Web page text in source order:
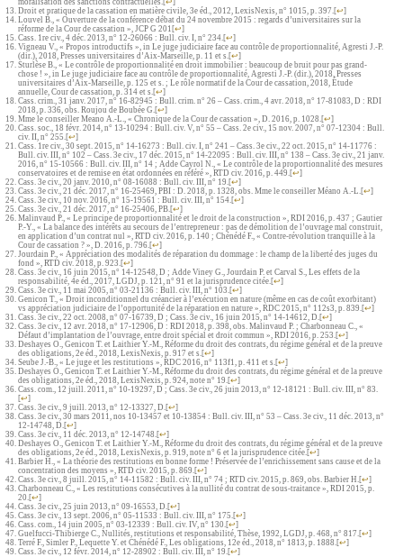
moralisation des sanctions contractuelles.[↩]
Droit et pratique de la cassation en matière civile, 3e éd., 2012, LexisNexis, n° 1015, p. 397.[↩]
Louvel B., « Ouverture de la conférence débat du 24 novembre 2015 : regards d’universitaires sur la
réforme de la Cour de cassation », JCP G 201 [↩]
Cass. 1re civ., 4 déc. 2013, n° 12-26066 : Bull. civ. I, n° 234.[↩]
Vigneau V., « Propos introductifs », in Le juge judiciaire face au contrôle de proportionnalité, Agresti J.-P.
(dir.), 2018, Presses universitaires d’Aix-Marseille, p. 11 et s.[↩]
Sturlèse B., « Le contrôle de proportionnalité en droit immobilier : beaucoup de bruit pour pas grand-
chose ! », in Le juge judiciaire face au contrôle de proportionnalité, Agresti J.-P. (dir.), 2018, Presses
universitaires d’Aix-Marseille, p. 125 et s. ; Le rôle normatif de la Cour de cassation, 2018, Étude
annuelle, Cour de cassation, p. 314 et s.[↩]
Cass. crim., 31 janv. 2017, n° 16-82945 : Bull. crim. n° 26 – Cass. crim., 4 avr. 2018, n° 17-81083, D : RDI
2018, p. 336, obs. Roujou de Boubée G.[↩]
Mme le conseiller Meano A.-L., « Chronique de la Cour de cassation », D. 2016, p. 1028.[↩]
Cass. soc., 18 févr. 2014, n° 13-10294 : Bull. civ. V, n° 55 – Cass. 2e civ., 15 nov. 2007, n° 07-12304 : Bull.
civ. II, n° 255.[↩]
Cass. 1re civ., 30 sept. 2015, n° 14-16273 : Bull. civ. I, n° 241 – Cass. 3e civ., 22 oct. 2015, n° 14-11776 :
Bull. civ. III, n° 102 – Cass. 3e civ., 17 déc. 2015, n° 14-22095 : Bull. civ. III, n° 138 – Cass. 3e civ., 21 janv.
2016, n° 15-10566 : Bull. civ. III, n° 14 ; Adde Cayrol N., « Le contrôle de la proportionnalité des mesures
conservatoires et de remise en état ordonnées en référé », RTD civ. 2016, p. 449.[↩]
Cass. 3e civ., 20 janv. 2010, n° 08-16088 : Bull. civ. III, n° 19.[↩]
Cass. 3e civ., 21 déc. 2017, n° 16-25469, PBI : D. 2018, p. 1328, obs. Mme le conseiller Méano A.-L.[↩]
Cass. 3e civ., 10 nov. 2016, n° 15-19561 : Bull. civ. III, n° 154.[↩]
Cass. 3e civ., 21 déc. 2017, n° 16-25406, PB.[↩]
Malinvaud P., « Le principe de proportionnalité et le droit de la construction », RDI 2016, p. 437 ; Gautier
P.-Y., « La balance des intérêts au secours de l’entrepreneur : pas de démolition de l’ouvrage mal construit,
en application d’un contrat nul », RTD civ. 2016, p. 140 ; Chénédé F., « Contre-révolution tranquille à la
Cour de cassation ? », D. 2016, p. 796.[↩]
Jourdain P., « Appréciation des modalités de réparation du dommage : le champ de la liberté des juges du
fond », RTD civ. 2018, p. 923.[↩]
Cass. 3e civ., 16 juin 2015, n° 14-12548, D ; Adde Viney G., Jourdain P. et Carval S., Les effets de la
responsabilité, 4e éd., 2017, LGDJ, p. 121, n° 91 et la jurisprudence citée.[↩]
Cass. 3e civ., 11 mai 2005, n° 03-21136 : Bull. civ. III, n° 103.[↩]
Genicon T., « Droit inconditionnel du créancier à l’exécution en nature (même en cas de coût exorbitant)
vs appréciation judiciaire de l’opportunité de la réparation en nature », RDC 2015, n° 112s3, p. 839.[↩]
Cass. 3e civ., 22 oct. 2008, n° 07-16739, D ; Cass. 3e civ., 16 juin 2015, n° 14-14612, D.[↩]
Cass. 3e civ., 12 avr. 2018, n° 17-12906, D : RDI 2018, p. 398, obs. Malinvaud P. ; Charbonneau C., «
Défaut d’implantation de l’ouvrage, entre droit spécial et droit commun », RDI 2016, p. 253.[↩]
Deshayes O., Genicon T. et Laithier Y.-M., Réforme du droit des contrats, du régime général et de la preuve
des obligations, 2e éd., 2018, LexisNexis, p. 917 et s.[↩]
Seube J.-B., « Le juge et les restitutions », RDC 2016, n° 113f1, p. 411 et s.[↩]
Deshayes O., Genicon T. et Laithier Y.-M., Réforme du droit des contrats, du régime général et de la preuve
des obligations, 2e éd., 2018, LexisNexis, p. 924, note n° 19.[↩]
Cass. com., 12 juill. 2011, n° 10-19297, D ; Cass. 3e civ., 26 juin 2013, n° 12-18121 : Bull. civ. III, n° 83.
[↩]
Cass. 3e civ., 9 juill. 2013, n° 12-13327, D.[↩]
Cass. 3e civ., 30 mars 2011, nos 10-13457 et 10-13854 : Bull. civ. III, n° 53 – Cass. 3e civ., 11 déc. 2013, n°
12-14748, D.[↩]
Cass. 3e civ., 11 déc. 2013, n° 12-14748.[↩]
Deshayes O., Genicon T. et Laithier Y.-M., Réforme du droit des contrats, du régime général et de la preuve
des obligations, 2e éd., 2018, LexisNexis, p. 919, note n° 6 et la jurisprudence citée.[↩]
Barbier H., « La théorie des restitutions en bonne forme ! Préservée de l’enrichissement sans cause et de la
concentration des moyens », RTD civ. 2015, p. 869.[↩]
Cass. 3e civ., 8 juill. 2015, n° 14-11582 : Bull. civ. III, n° 74 ; RTD civ. 2015, p. 869, obs. Barbier H.[↩]
Charbonneau C., « Les restitutions consécutives à la nullité du contrat de sous-traitance », RDI 2015, p.
20.[↩]
Cass. 3e civ., 25 juin 2013, n° 09-16553, D.[↩]
Cass. 3e civ., 13 sept. 2006, n° 05-11533 : Bull. civ. III, n° 175.[↩]
Cass. com., 14 juin 2005, n° 03-12339 : Bull. civ. IV, n° 130.[↩]
Guelfucci-Thibierge C., Nullités, restitutions et responsabilité, Thèse, 1992, LGDJ, p. 468, n° 817.[↩]
Terré F., Simler P., Lequette Y. et Chénédé F., Les obligations, 12e éd., 2018, n° 1813, p. 1888.[↩]
Cass. 3e civ., 12 févr. 2014, n° 12-28902 : Bull. civ. III, n° 19.[↩]